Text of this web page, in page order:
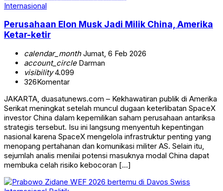
Internasional
Perusahaan Elon Musk Jadi Milik China, Amerika
Ketar-ketir
calendar_monthJumat, 6 Feb 2026
account_circleDarman
visibility4.099
326Komentar
JAKARTA, duasatunews.com – Kekhawatiran publik di Amerika
Serikat meningkat setelah muncul dugaan keterlibatan SpaceX
investor China dalam kepemilikan saham perusahaan antariksa
strategis tersebut. Isu ini langsung menyentuh kepentingan
nasional karena SpaceX mengelola infrastruktur penting yang
menopang pertahanan dan komunikasi militer AS. Selain itu,
sejumlah analis menilai potensi masuknya modal China dapat
membuka celah risiko kebocoran […]